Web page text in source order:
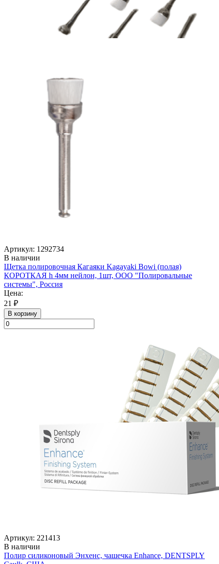
Артикул: 1292734
В наличии
Щетка полировочная Кагаяки Kagayaki Bowi (полая)
КОРОТКАЯ h 4мм нейлон, 1шт, ООО "Полировальные
системы", Россия
Цена:
21 ₽
В корзину
Артикул: 221413
В наличии
Полир силиконовый Энхенс, чашечка Enhance, DENTSPLY